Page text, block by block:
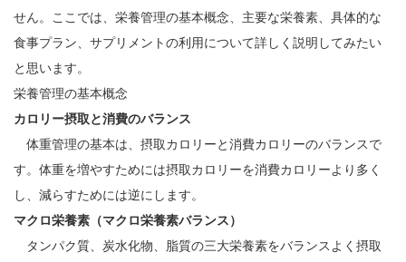
せん。ここでは、栄養管理の基本概念、主要な栄養素、具体的な
食事プラン、サプリメントの利用について詳しく説明してみたい
と思います。
栄養管理の基本概念
カロリー摂取と消費のバランス
体重管理の基本は、摂取カロリーと消費カロリーのバランスで
す。体重を増やすためには摂取カロリーを消費カロリーより多く
し、減らすためには逆にします。
マクロ栄養素（マクロ栄養素バランス）
タンパク質、炭水化物、脂質の三大栄養素をバランスよく摂取